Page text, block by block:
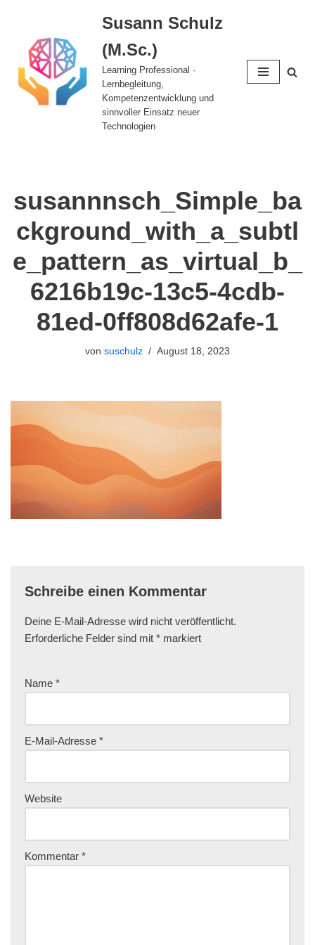
Inhalt
springen
Susann Schulz
(M.Sc.)
Learning Professional ·
Lernbegleitung,
Kompetenzentwicklung und
sinnvoller Einsatz neuer
Technologien
susannnsch_Simple_ba
ckground_with_a_subtl
e_pattern_as_virtual_b_
6216b19c-13c5-4cdb-
81ed-0ff808d62afe-1
von suschulz August 18, 2023
Schreibe einen Kommentar
Deine E-Mail-Adresse wird nicht veröffentlicht.
Erforderliche Felder sind mit * markiert
Name *
E-Mail-Adresse *
Website
Kommentar *